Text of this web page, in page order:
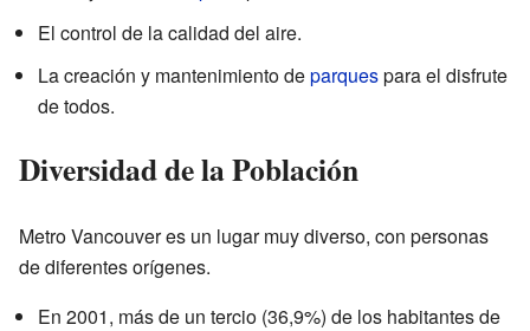
El control de la calidad del aire.
La creación y mantenimiento deparquespara el disfrute
de todos.
Diversidad de la Población
Metro Vancouver es un lugar muy diverso, con personas
de diferentes orígenes.
En 2001, más de un tercio (36,9%) de los habitantes de